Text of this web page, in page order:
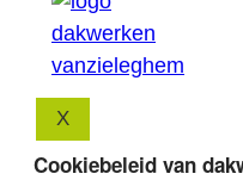
X
Cookiebeleid van